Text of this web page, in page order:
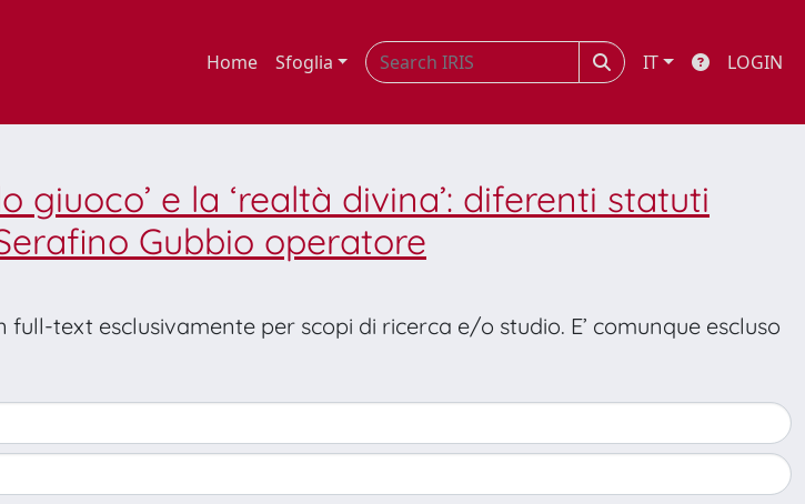
Home Sfoglia IT LOGIN
giuoco’ e la ‘realtà divina’: diferenti statuti
Gubbio operatore
text esclusivamente per scopi di ricerca e/o studio. E’ comunque escluso